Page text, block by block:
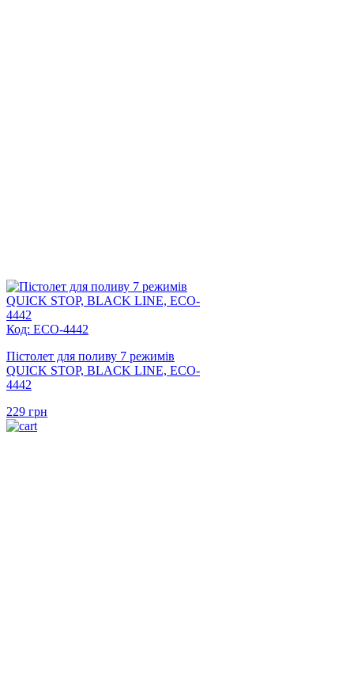
Код: ECO-4442
Пістолет для поливу 7 режимів
QUICK STOP, BLACK LINE, ECO-
4442
229 грн